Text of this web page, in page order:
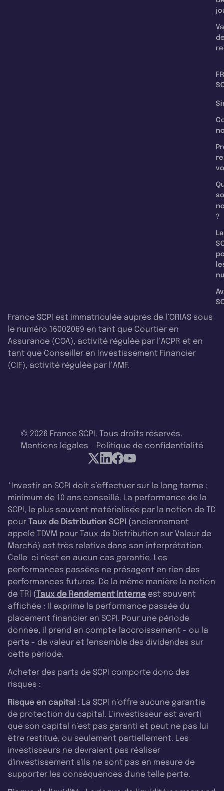
?
La
France SCPI est immatriculée auprès de l’ORIAS sous
le numéro 16002069 en tant que Courtier en
Assurance (COA), activité régulée par l’ACPR et en
tant que Conseiller en Investissement Financier
(CIF), activité régulée par l’AMF.
© 2026 France SCPI. Tous droits réservés.
Mentions légales - Politique de confidentialité
*Investir en SCPI doit s’effectuer sur le long terme :
minimum de 10 ans conseillé. La performance de la
SCPI, le plus souvent matérialisée par la notion de TD
pour Taux de Distribution SCPI (anciennement
appelé TDVM pour Taux de Distribution sur Valeur de
Marché) est très relative dans son interprétation.
Celle-ci n'est en aucun cas garantie. Les
performances passées ne présagent en rien des
performances futures. De la même manière la notion
de TRI (Taux de Rendement Interne est souvent
affichée : Il exprime la performance passée du
placement financier en SCPI. Pour une période
donnée, il prend en compte l'accroissement - ou la
perte - de valeur et l'ensemble des dividendes sur
cette période.
Acheter des parts de SCPI comporte donc des
risques :
Risque en capital : La SCPI n’offre aucune garantie
de protection du capital. L’investisseur est averti
que son capital n’est pas garanti et peut ne pas lui
être restitué, ou seulement partiellement. Les
investisseurs ne devraient pas réaliser
d'investissement s'ils ne sont pas en mesure de
supporter les conséquences d'une telle perte.